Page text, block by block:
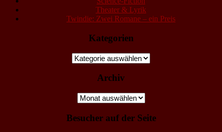
Theater & Lyrik
Twindie: Zwei Romane – ein Preis
Kategorien
Kategorien
Archiv
Archiv
Besucher auf der Seite